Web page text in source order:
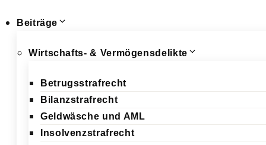
Schließen
Beiträge
Wirtschafts- & Vermögensdelikte
Betrugsstrafrecht
Bilanzstrafrecht
Geldwäsche und AML
Insolvenzstrafrecht